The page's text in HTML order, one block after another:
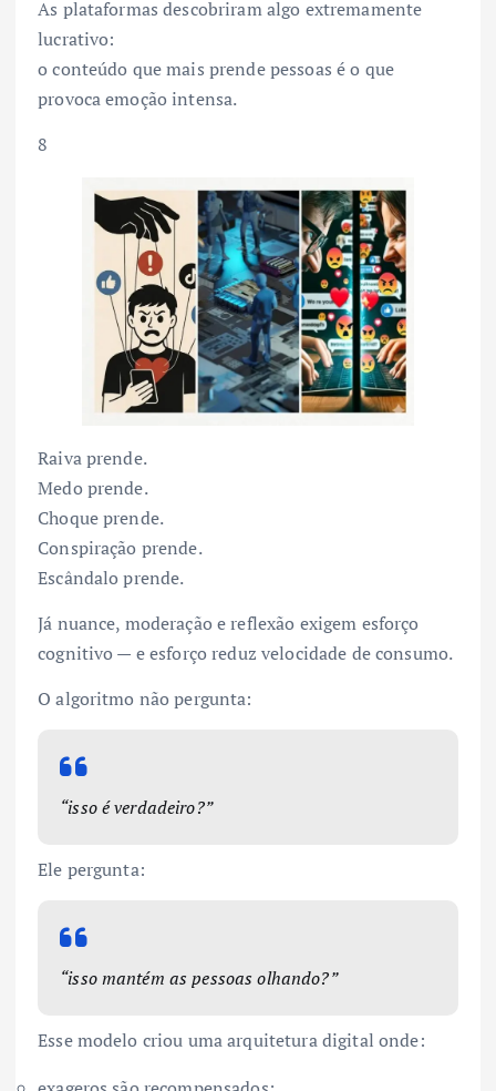
As plataformas descobriram algo extremamente
lucrativo:
o conteúdo que mais prende pessoas é o que
provoca emoção intensa.
8
Raiva prende.
Medo prende.
Choque prende.
Conspiração prende.
Escândalo prende.
Já nuance, moderação e reflexão exigem esforço
cognitivo — e esforço reduz velocidade de consumo.
O algoritmo não pergunta:
“isso é verdadeiro?”
Ele pergunta:
“isso mantém as pessoas olhando?”
Esse modelo criou uma arquitetura digital onde: